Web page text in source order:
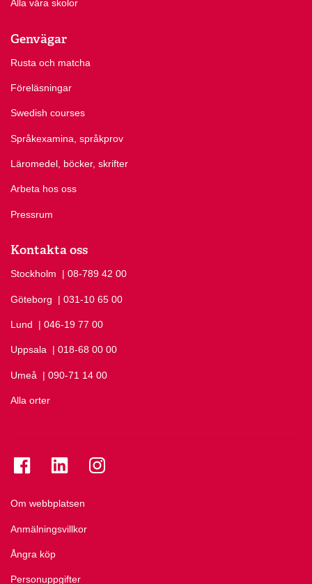
Alla våra skolor
Genvägar
Rusta och matcha
Föreläsningar
Swedish courses
Språkexamina, språkprov
Läromedel, böcker, skrifter
Arbeta hos oss
Pressrum
Kontakta oss
Stockholm Ring Stockholm på
| 08-789 42 00
Göteborg Ring Göteborg på
| 031-10 65 00
Lund Ring Lund på
| 046-19 77 00
Uppsala Ring Uppsala på
| 018-68 00 00
Umeå Ring Umeå på
| 090-71 14 00
Alla orter
Om webbplatsen
Anmälningsvillkor
Ångra köp
Personuppgifter
Se folkuniversitetet på Facebook
Se folkuniversitetet på LinkedIn